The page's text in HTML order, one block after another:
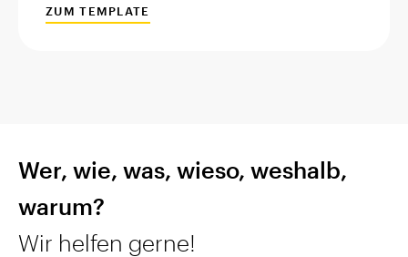
ZUM TEMPLATE
Wer, wie, was, wieso, weshalb,
warum?
Wir helfen gerne!